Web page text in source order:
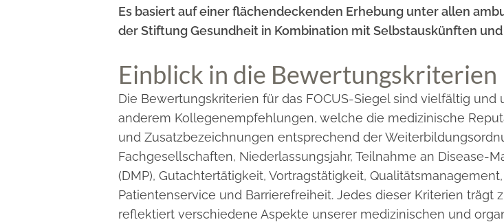
Es basiert auf einer flächendeckenden Erhebung unter allen
der Stiftung Gesundheit in Kombination mit Selbstauskünften
Einblick in die Bewertungskriterien
Die Bewertungskriterien für das FOCUS-Siegel sind vielfältig und
anderem Kollegenempfehlungen, welche die medizinische
und Zusatzbezeichnungen entsprechend der
Fachgesellschaften, Niederlassungsjahr, Teilnahme an Disease-
(DMP), Gutachtertätigkeit, Vortragstätigkeit,
Patientenservice und Barrierefreiheit. Jedes dieser Kriterien trägt
reflektiert verschiedene Aspekte unserer medizinischen und